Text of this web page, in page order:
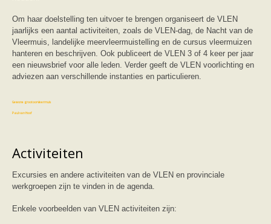
Echolocatie
Soorten
Baardvleermuis
Bechsteins vleermuis
Bosvleermuis
Brandt's vleermuis
Kleine en grote hoefijzerneus
Meervleermuis
Mopsvleermuis
Rosse vleermuis
Gewone grootoorvleermuis
Paul van Hoof
Om haar doelstelling ten uitvoer te brengen organiseert de VLEN
jaarlijks een aantal activiteiten, zoals de VLEN-dag, de Nacht van de
Vleermuis, landelijke meervleermuistelling en de cursus vleermuizen
hanteren en beschrijven. Ook publiceert de VLEN 3 of 4 keer per jaar
een nieuwsbrief voor alle leden. Verder geeft de VLEN voorlichting en
adviezen aan verschillende instanties en particulieren.
Activiteiten
Excursies en andere activiteiten van de VLEN en provinciale
werkgroepen zijn te vinden in de agenda.
Enkele voorbeelden van VLEN activiteiten zijn: